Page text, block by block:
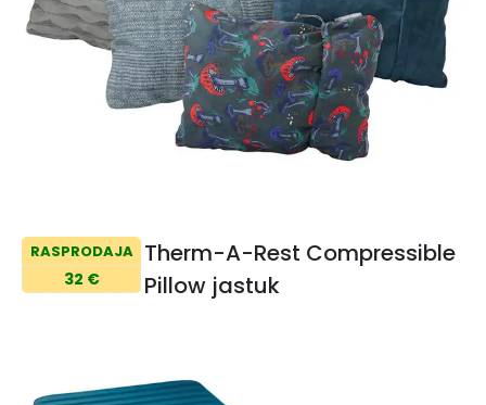
RASPRODAJA
32 €
Therm-A-Rest Compressible
Pillow jastuk